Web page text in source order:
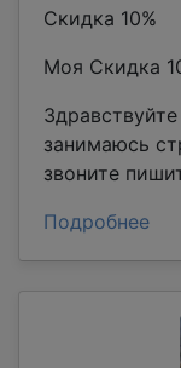
Скидка 10%
Моя Скидка
занимаюсь
звоните
Подробнее